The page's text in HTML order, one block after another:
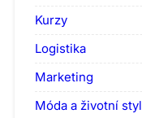
Kurzy
Logistika
Marketing
Móda a životní styl